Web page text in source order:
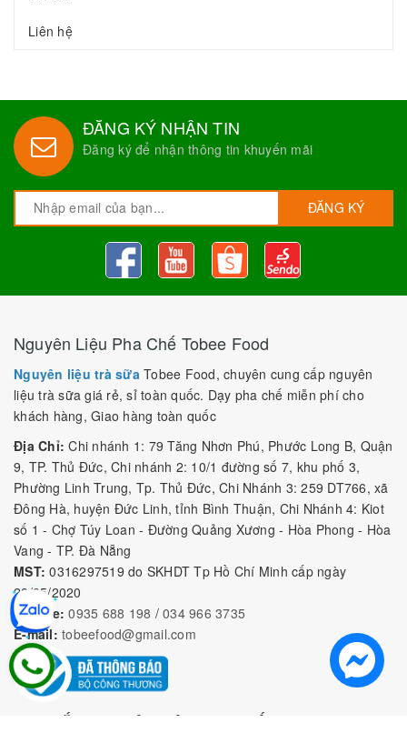
Liên hệ
ĐĂNG KÝ NHẬN TIN
Đăng ký để nhận thông tin khuyến mãi
ĐĂNG KÝ
Nguyên Liệu Pha Chế Tobee Food
Nguyên liệu trà sữa Tobee Food, chuyên cung cấp nguyên
liệu trà sữa giá rẻ, sỉ toàn quốc. Dạy pha chế miễn phí cho
khách hàng, Giao hàng toàn quốc
Địa Chỉ: Chi nhánh 1: 79 Tăng Nhơn Phú, Phước Long B, Quận
9, TP. Thủ Đức, Chi nhánh 2: 10/1 đường số 7, khu phố 3,
Phường Linh Trung, Tp. Thủ Đức, Chi Nhánh 3: 259 DT766, xã
Đông Hà, huyện Đức Linh, tỉnh Bình Thuận, Chi Nhánh 4: Kiot
số 1 - Chợ Túy Loan - Đường Quảng Xương - Hòa Phong - Hòa
Vang - TP. Đà Nẵng
MST: 0316297519 do SKHDT Tp Hồ Chí Minh cấp ngày
28/05/2020
Hotline: 0935 688 198 / 034 966 3735
E-mail: tobeefood@gmail.com
MUA SẮM NGUYÊN LIỆU PHA CHẾ